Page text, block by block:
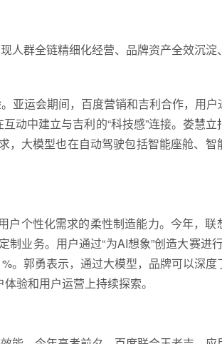
人群全链精细化经营、品牌资产全效沉淀
亚运会期间，百度营销和吉利合作，用户
中建立与吉利的“科技感”连接。娄慧立
，大模型也在自动驾驶包括智能座舱、智
户个性化需求的柔性制造能力。今年，联
业务。用户通过“为AI想象”创造大赛进
。郭勇表示，通过大模型，品牌可以深度
验和用户运营上持续探索。